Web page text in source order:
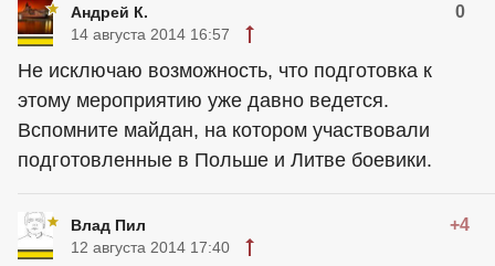
Андрей К. 0
14 августа 2014 16:57
Не исключаю возможность, что подготовка к
этому мероприятию уже давно ведется.
Вспомните майдан, на котором участвовали
подготовленные в Польше и Литве боевики.
Влад Пил +4
12 августа 2014 17:40